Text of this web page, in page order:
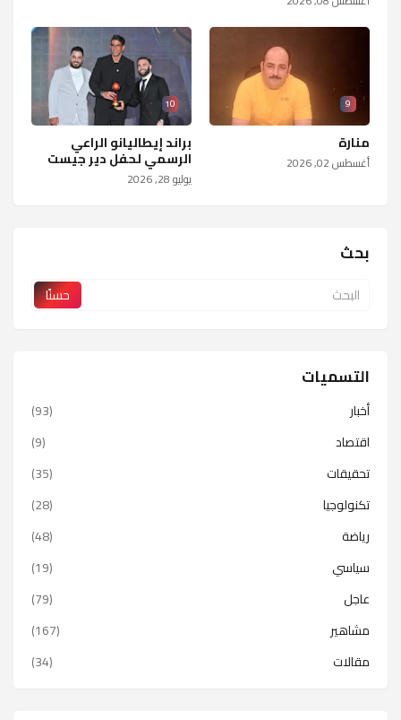
9
منارة
أغسطس 02, 2026
10
براند إيطاليانو الراعي
الرسمي لحفل دير جيست
يوليو 28, 2026
بحث
التسميات
أخبار
(93)
اقتصاد
(9)
تحقيقات
(35)
تكنولوجيا
(28)
رياضة
(48)
سياسي
(19)
عاجل
(79)
مشاهير
(167)
مقالات
(34)